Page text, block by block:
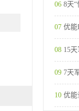
06 8天
07 优能
08 15
09 7天
10 优能